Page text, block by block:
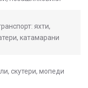
яхти,
катамарани
скутери, мопеди